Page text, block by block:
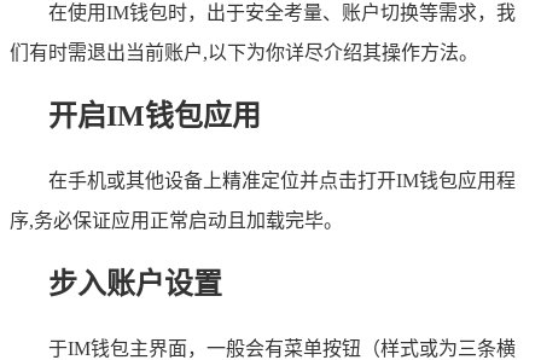
在使用IM钱包时，出于安全考量、账户切换等需求，我
们有时需退出当前账户,以下为你详尽介绍其操作方法。
开启IM钱包应用
在手机或其他设备上精准定位并点击打开IM钱包应用程
序,务必保证应用正常启动且加载完毕。
步入账户设置
于IM钱包主界面，一般会有菜单按钮（样式或为三条横